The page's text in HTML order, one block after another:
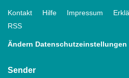
Kontakt Hilfe Impressum
RSS
Ändern Datenschutzeinstellungen
Sender